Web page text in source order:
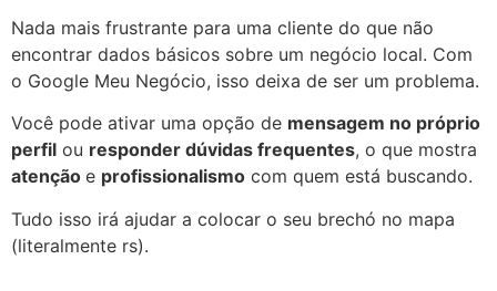
Nada mais frustrante para uma cliente do que não
encontrar dados básicos sobre um negócio local. Com
o Google Meu Negócio, isso deixa de ser um problema.
Você pode ativar uma opção de mensagem no próprio
perfil ou responder dúvidas frequentes, o que mostra
atenção e profissionalismo com quem está buscando.
Tudo isso irá ajudar a colocar o seu brechó no mapa
(literalmente rs).